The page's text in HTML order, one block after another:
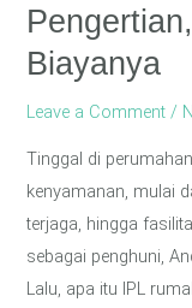
Biayanya
Leave a Comment /
Tinggal di
kenyamanan, mulai
terjaga, hingga
sebagai penghuni,
Lalu, apa itu IPL